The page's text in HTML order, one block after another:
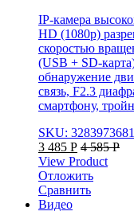
IP-камера
HD (1080p)
скоростью
(USB + SD-
обнаружение
связь, F2.3
смартфону,
SKU:
3 485 Р 4 585Р
View Product
Отложить
Сравнить
Видео